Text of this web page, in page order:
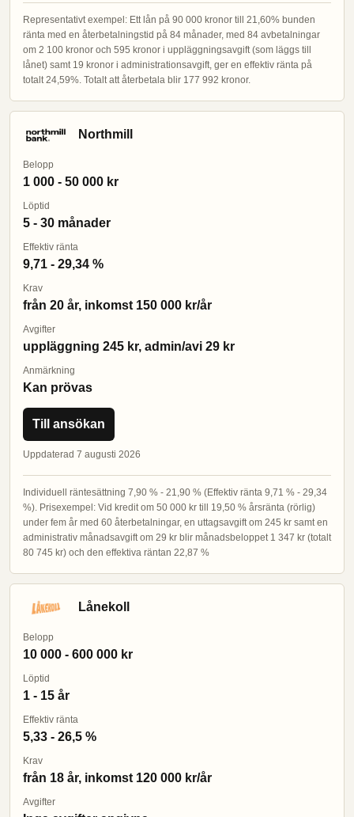
Representativt exempel: Ett lån på 90 000 kronor till 21,60% bunden
ränta med en återbetalningstid på 84 månader, med 84 avbetalningar
om 2 100 kronor och 595 kronor i uppläggningsavgift (som läggs till
lånet) samt 19 kronor i administrationsavgift, ger en effektiv ränta på
totalt 24,59%. Totalt att återbetala blir 177 992 kronor.
Northmill
Belopp
1 000 - 50 000 kr
Löptid
5 - 30 månader
Effektiv ränta
9,71 - 29,34 %
Krav
från 20 år, inkomst 150 000 kr/år
Avgifter
uppläggning 245 kr, admin/avi 29 kr
Anmärkning
Kan prövas
Till ansökan
Uppdaterad 7 augusti 2026
Individuell räntesättning 7,90 % - 21,90 % (Effektiv ränta 9,71 % - 29,34
%). Prisexempel: Vid kredit om 50 000 kr till 19,50 % årsränta (rörlig)
under fem år med 60 återbetalningar, en uttagsavgift om 245 kr samt en
administrativ månadsavgift om 29 kr blir månadsbeloppet 1 347 kr (totalt
80 745 kr) och den effektiva räntan 22,87 %
Lånekoll
Belopp
10 000 - 600 000 kr
Löptid
1 - 15 år
Effektiv ränta
5,33 - 26,5 %
Krav
från 18 år, inkomst 120 000 kr/år
Avgifter